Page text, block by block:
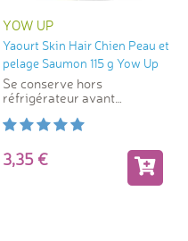
YOW UP
Yaourt Skin Hair Chien Peau et
pelage Saumon 115 g Yow Up
Se conserve hors
réfrigérateur avant
3,35